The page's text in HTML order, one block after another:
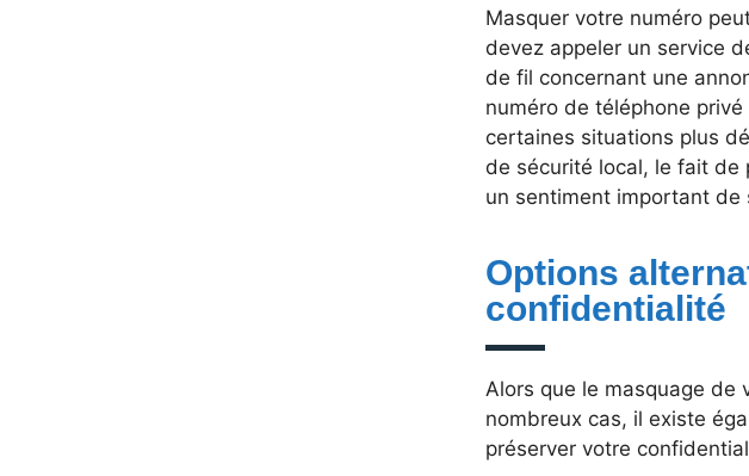
Masquer votre numéro
devez appeler un service
de fil concernant une
numéro de téléphone
certaines situations plus
de sécurité local, le fait de
un sentiment important de
Options
confidentialité
Alors que le masquage de
nombreux cas, il existe
préserver votre